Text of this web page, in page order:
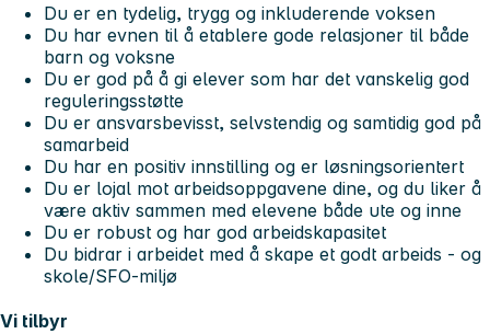
Du er en tydelig, trygg og inkluderende voksen
Du har evnen til å etablere gode relasjoner til både
barn og voksne
Du er god på å gi elever som har det vanskelig god
reguleringsstøtte
Du er ansvarsbevisst, selvstendig og samtidig god på
samarbeid
Du har en positiv innstilling og er løsningsorientert
Du er lojal mot arbeidsoppgavene dine, og du liker å
være aktiv sammen med elevene både ute og inne
Du er robust og har god arbeidskapasitet
Du bidrar i arbeidet med å skape et godt arbeids - og
skole/SFO-miljø
Vi tilbyr